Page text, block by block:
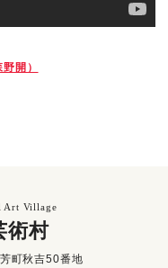
開）
Art Village
術村
町秋吉50番地